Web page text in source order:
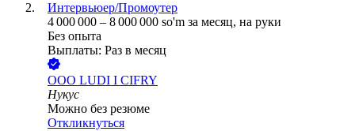
Интервьюер/Промоутер
4 000 000 – 8 000 000 so'm за месяц, на руки
Без опыта
Выплаты: Раз в месяц
ООО LUDI I CIFRY
Нукус
Можно без резюме
Откликнуться